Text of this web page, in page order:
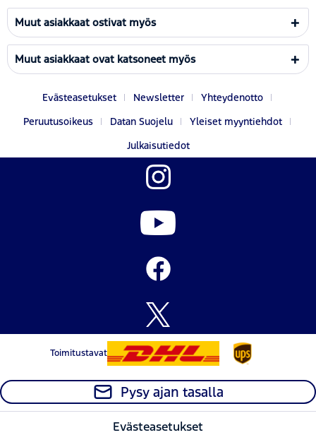
Muut asiakkaat ostivat myös
Muut asiakkaat ovat katsoneet myös
Evästeasetukset Newsletter
Yhteydenotto
Peruutusoikeus
Datan Suojelu
Yleiset myyntiehdot
Julkaisutiedot
Toimitustavat
Pysy ajan tasalla
Evästeasetukset